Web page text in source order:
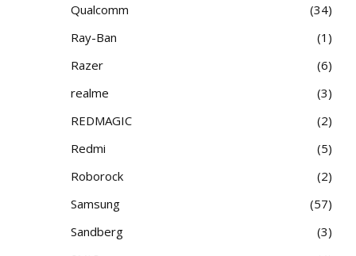
Qualcomm
34
Ray-Ban
1
Razer
6
realme
3
REDMAGIC
2
Redmi
5
Roborock
2
Samsung
57
Sandberg
3